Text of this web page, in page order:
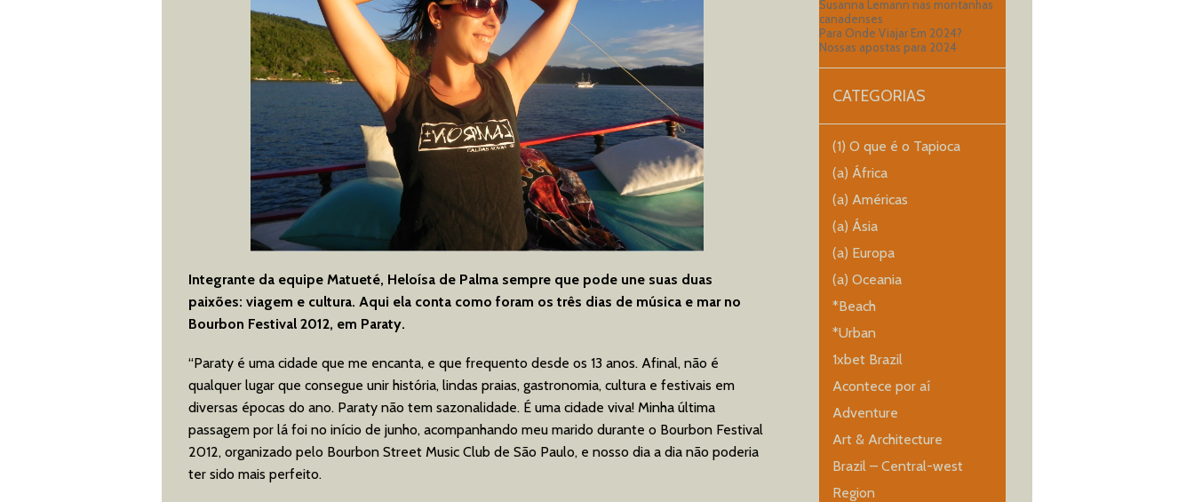
Integrante da equipe Matueté, Heloísa de Palma sempre que pode une suas duas
paixões: viagem e cultura. Aqui ela conta como foram os três dias de música e mar no
Bourbon Festival 2012, em Paraty.
“Paraty é uma cidade que me encanta, e que frequento desde os 13 anos. Afinal, não é
qualquer lugar que consegue unir história, lindas praias, gastronomia, cultura e festivais em
diversas épocas do ano. Paraty não tem sazonalidade. É uma cidade viva! Minha última
passagem por lá foi no início de junho, acompanhando meu marido durante o Bourbon Festival
2012, organizado pelo Bourbon Street Music Club de São Paulo, e nosso dia a dia não poderia
ter sido mais perfeito.
Susanna Lemann nas montanhas
canadenses
Para Onde Viajar Em 2024?
Nossas apostas para 2024
CATEGORIAS
(1) O que é o Tapioca
(a) África
(a) Américas
(a) Ásia
(a) Europa
(a) Oceania
*Beach
*Urban
1xbet Brazil
Acontece por aí
Adventure
Art & Architecture
Brazil – Central-west
Region